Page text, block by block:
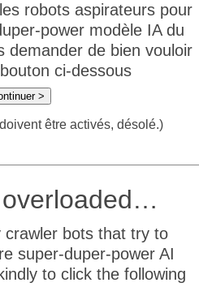
robots aspirateurs pour
power modèle IA du
demander de bien vouloir
ci-dessous
>
être activés, désolé.)
crawler bots that try to
super-duper-power AI
to click the following